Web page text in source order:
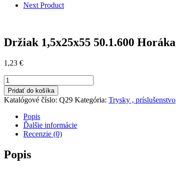
Next Product
Držiak 1,5x25x55 50.1.600 Horáka
1,23 €
množstvo
Držiak
1,5x25x55
50.1.600
Horáka
Pridať do košíka
Katalógové číslo: Q29 Kategória: Trysky , príslušenstvo
Popis
Ďalšie informácie
Recenzie (0)
Popis